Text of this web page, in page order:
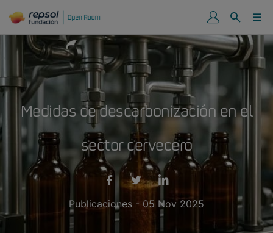
Medidas de descarbonización en el
sector cervecero
Publicaciones - 05 Nov 2025